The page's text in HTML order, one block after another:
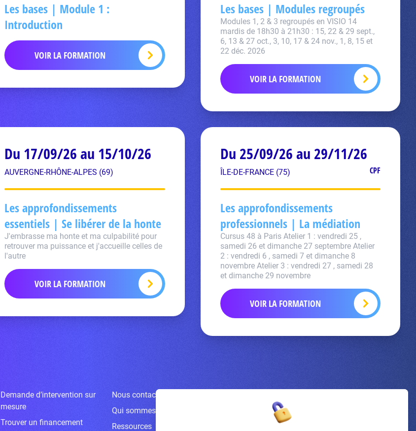
Les bases | Module 1 :
Introduction
VOIR LA FORMATION
Les bases | Modules regroupés
Modules 1, 2 & 3 regroupés en VISIO 14
mardis de 18h30 à 21h30 : 15, 22 & 29 sept.,
6, 13 & 27 oct., 3, 10, 17 & 24 nov., 1, 8, 15 et
22 déc. 2026
VOIR LA FORMATION
Du 17/09/26 au 15/10/26
AUVERGNE-RHÔNE-ALPES (69)
Les approfondissements
essentiels | Se libérer de la honte
J'embrasse ma honte et ma culpabilité pour
retrouver ma puissance et j'accueille celles de
l'autre
VOIR LA FORMATION
Du 25/09/26 au 29/11/26
ÎLE-DE-FRANCE (75) CPF
Les approfondissements
professionnels | La médiation
Cursus 48 à Paris Atelier 1 : vendredi 25 ,
samedi 26 et dimanche 27 septembre Atelier
2 : vendredi 6 , samedi 7 et dimanche 8
novembre Atelier 3 : vendredi 27 , samedi 28
et dimanche 29 novembre
VOIR LA FORMATION
Demande d’intervention sur
mesure
Trouver un financement
Nous contacter
Qui sommes-nous ?
Ressources